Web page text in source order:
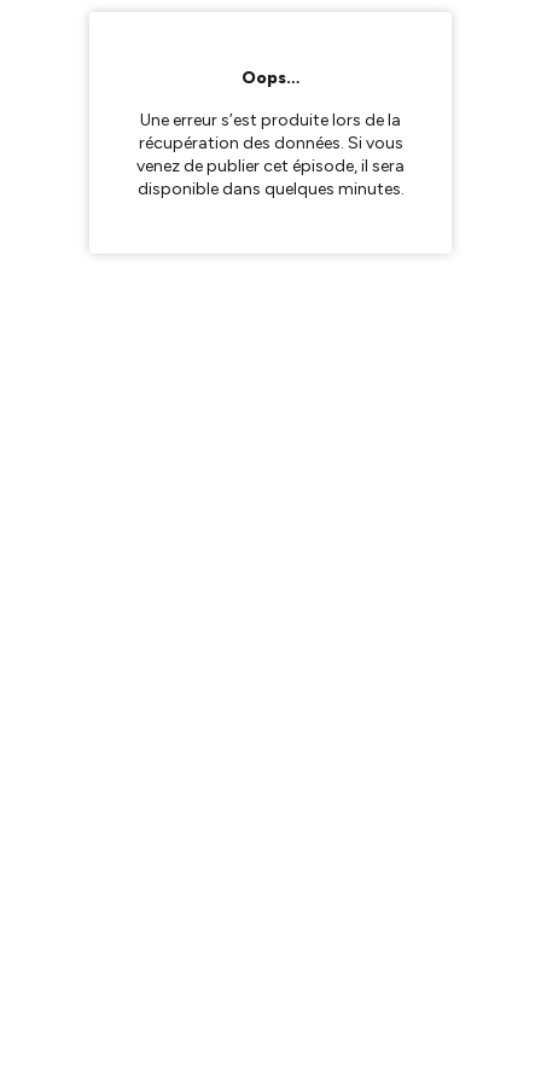
Oops…
Une erreur s’est produite lors de la
récupération des données. Si vous
venez de publier cet épisode, il sera
disponible dans quelques minutes.